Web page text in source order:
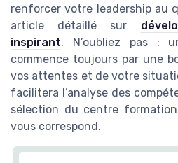
renforcer votre leadership au
article détaillé sur
inspirant. N’oubliez pas :
commence toujours par une
vos attentes et de votre
facilitera l’analyse des
sélection du centre
vous correspond.